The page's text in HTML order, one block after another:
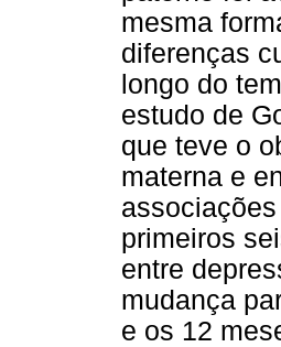
mesma
diferenças
longo do
estudo de
que teve o
materna e
primeiros
entre
mudança
e os 12